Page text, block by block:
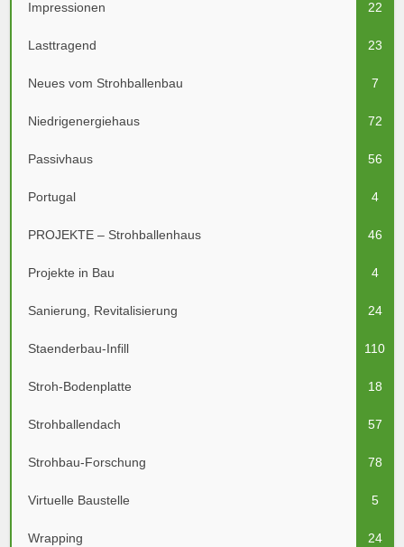
Impressionen 22
Lasttragend 23
Neues vom Strohballenbau 7
Niedrigenergiehaus 72
Passivhaus 56
Portugal 4
PROJEKTE – Strohballenhaus 46
Projekte in Bau 4
Sanierung, Revitalisierung 24
Staenderbau-Infill 110
Stroh-Bodenplatte 18
Strohballendach 57
Strohbau-Forschung 78
Virtuelle Baustelle 5
Wrapping 24